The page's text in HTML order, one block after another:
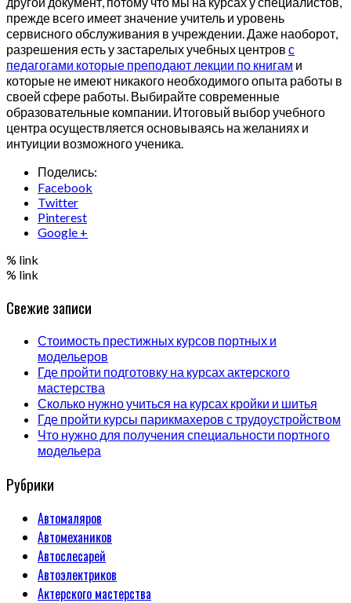
прежде всего имеет значение учитель и уровень
сервисного обслуживания в учреждении. Даже наоборот,
разрешения есть у застарелых учебных центров с
педагогами которые преподают лекции по книгам и
которые не имеют никакого необходимого опыта работы в
своей сфере работы. Выбирайте современные
образовательные компании. Итоговый выбор учебного
центра осуществляется основываясь на желаниях и
интуиции возможного ученика.
Поделись:
Facebook
Twitter
Pinterest
Google +
% link
% link
Свежие записи
Стоимость престижных курсов портных и
модельеров
Где пройти подготовку на курсах актерского
мастерства
Сколько нужно учиться на курсах кройки и шитья
Где пройти курсы парикмахеров с трудоустройством
Что нужно для получения специальности портного
модельера
Рубрики
Автомаляров
Автомехаников
Автослесарей
Автоэлектриков
Актерского мастерства